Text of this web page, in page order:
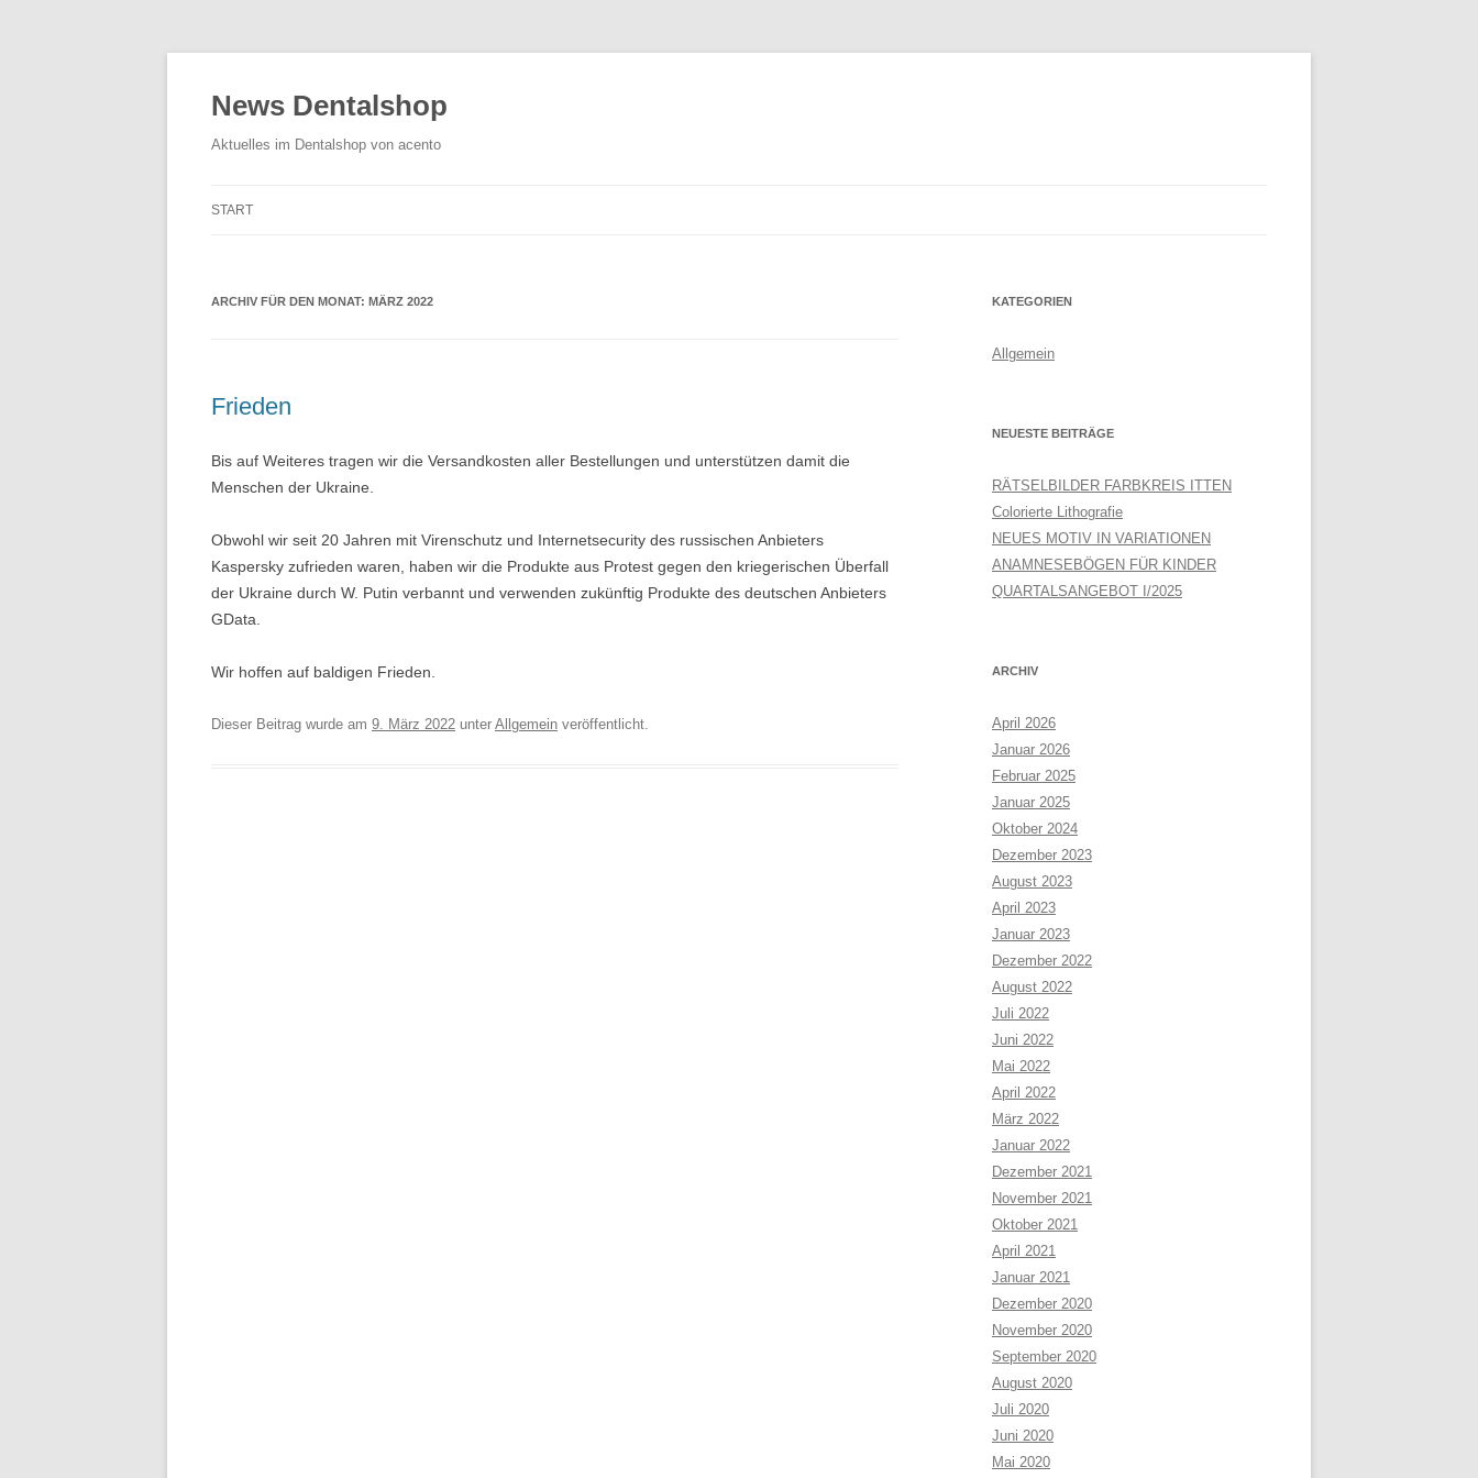
News Dentalshop
Aktuelles im Dentalshop von acento
START
ARCHIV FÜR DEN MONAT: MÄRZ 2022
Frieden
Bis auf Weiteres tragen wir die Versandkosten aller Bestellungen und unterstützen damit die
Menschen der Ukraine.
Obwohl wir seit 20 Jahren mit Virenschutz und Internetsecurity des russischen Anbieters
Kaspersky zufrieden waren, haben wir die Produkte aus Protest gegen den kriegerischen Überfall
der Ukraine durch W. Putin verbannt und verwenden zukünftig Produkte des deutschen Anbieters
GData.
Wir hoffen auf baldigen Frieden.
Dieser Beitrag wurde am 9. März 2022 unter Allgemein veröffentlicht.
KATEGORIEN
Allgemein
NEUESTE BEITRÄGE
RÄTSELBILDER FARBKREIS ITTEN
Colorierte Lithografie
NEUES MOTIV IN VARIATIONEN
ANAMNESEBÖGEN FÜR KINDER
QUARTALSANGEBOT I/2025
ARCHIV
April 2026
Januar 2026
Februar 2025
Januar 2025
Oktober 2024
Dezember 2023
August 2023
April 2023
Januar 2023
Dezember 2022
August 2022
Juli 2022
Juni 2022
Mai 2022
April 2022
März 2022
Januar 2022
Dezember 2021
November 2021
Oktober 2021
April 2021
Januar 2021
Dezember 2020
November 2020
September 2020
August 2020
Juli 2020
Juni 2020
Mai 2020